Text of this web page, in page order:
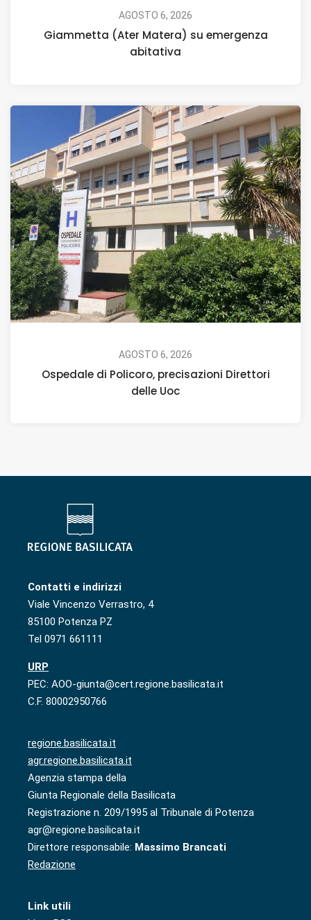
AGOSTO 6, 2026
Giammetta (Ater Matera) su emergenza
abitativa
AGOSTO 6, 2026
Ospedale di Policoro, precisazioni Direttori
delle Uoc
Contatti e indirizzi
Viale Vincenzo Verrastro, 4
85100 Potenza PZ
Tel 0971 661111
URP
PEC: AOO-giunta@cert.regione.basilicata.it
C.F. 80002950766
regione.basilicata.it
agr.regione.basilicata.it
Agenzia stampa della
Giunta Regionale della Basilicata
Registrazione n. 209/1995 al Tribunale di Potenza
agr@regione.basilicata.it
Direttore responsabile: Massimo Brancati
Redazione
Link utili